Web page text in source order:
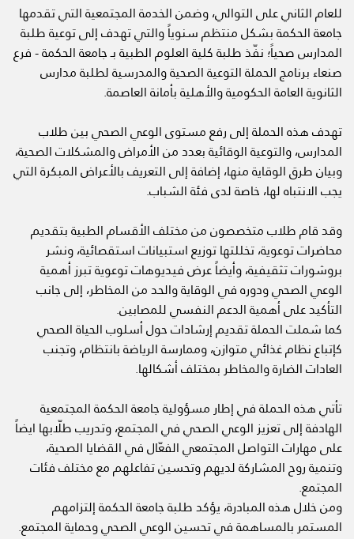
للعام الثاني على التوالي، وضمن الخدمة المجتمعية التي تقدمها
جامعة الحكمة بشكل منتظم سنوياً والتي تهدف إلى توعية طلبة
المدارس صحياً؛ نفّذ طلبة كلية العلوم الطبية بـ جامعة الحكمة - فرع
صنعاء برنامج الحملة التوعية الصحية والمدرسية لطلبة مدارس
الثانوية العامة الحكومية والأهلية بأمانة العاصمة.
تهدف هذه الحملة إلى رفع مستوى الوعي الصحي بين طلاب
المدارس، والتوعية الوقائية بعدد من الأمراض والمشكلات الصحية،
وبيان طرق الوقاية منها، إضافة إلى التعريف بالأعراض المبكرة التي
يجب الانتباه لها، خاصة لدى فئة الشباب.
وقد قام طلاب متخصصون من مختلف الأقسام الطبية بتقديم
محاضرات توعوية، تخللتها توزيع استبيانات استقصائية، ونشر
بروشورات تثقيفية، وأيضاً عرض فيديوهات توعوية تبرز أهمية
الوعي الصحي ودوره في الوقاية والحد من المخاطر، إلى جانب
التأكيد على أهمية الدعم النفسي للمصابين.
كما شملت الحملة تقديم إرشادات حول أسلوب الحياة الصحي
كإتباع نظام غذائي متوازن، وممارسة الرياضة بانتظام، وتجنب
العادات الضارة والمخاطر بمختلف أشكالها.
تأتي هذه الحملة في إطار مسؤولية جامعة الحكمة المجتمعية
الهادفة إلى تعزيز الوعي الصحي في المجتمع، وتدريب طلّابها ايضاً
على مهارات التواصل المجتمعي الفعّال في القضايا الصحية،
وتنمية روح المشاركة لديهم وتحسين تفاعلهم مع مختلف فئات
المجتمع.
ومن خلال هذه المبادرة، يؤكد طلبة جامعة الحكمة إلتزامهم
المستمر بالمساهمة في تحسين الوعي الصحي وحماية المجتمع.